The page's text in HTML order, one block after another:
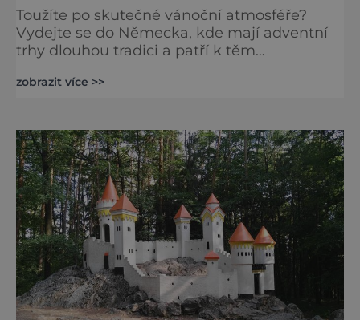
Toužíte po skutečné vánoční atmosféře?
Vydejte se do Německa, kde mají adventní
trhy dlouhou tradici a patří k těm
českým hranicím najdete v Drážďanech –
S norimberským Christkindlesmarktem se
drážďanské vánoční trhy každoročně
přetahují o pozici nejnavštěvovanějších t
zobrazit více >>